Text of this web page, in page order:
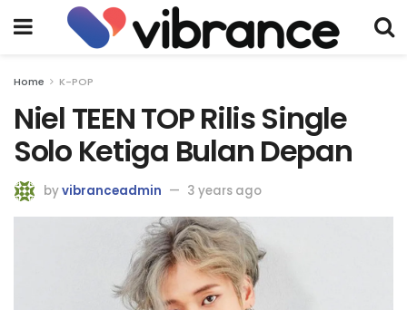
Home K-POP
Niel TEEN TOP Rilis Single
Solo Ketiga Bulan Depan
byvibranceadmin 3 years ago